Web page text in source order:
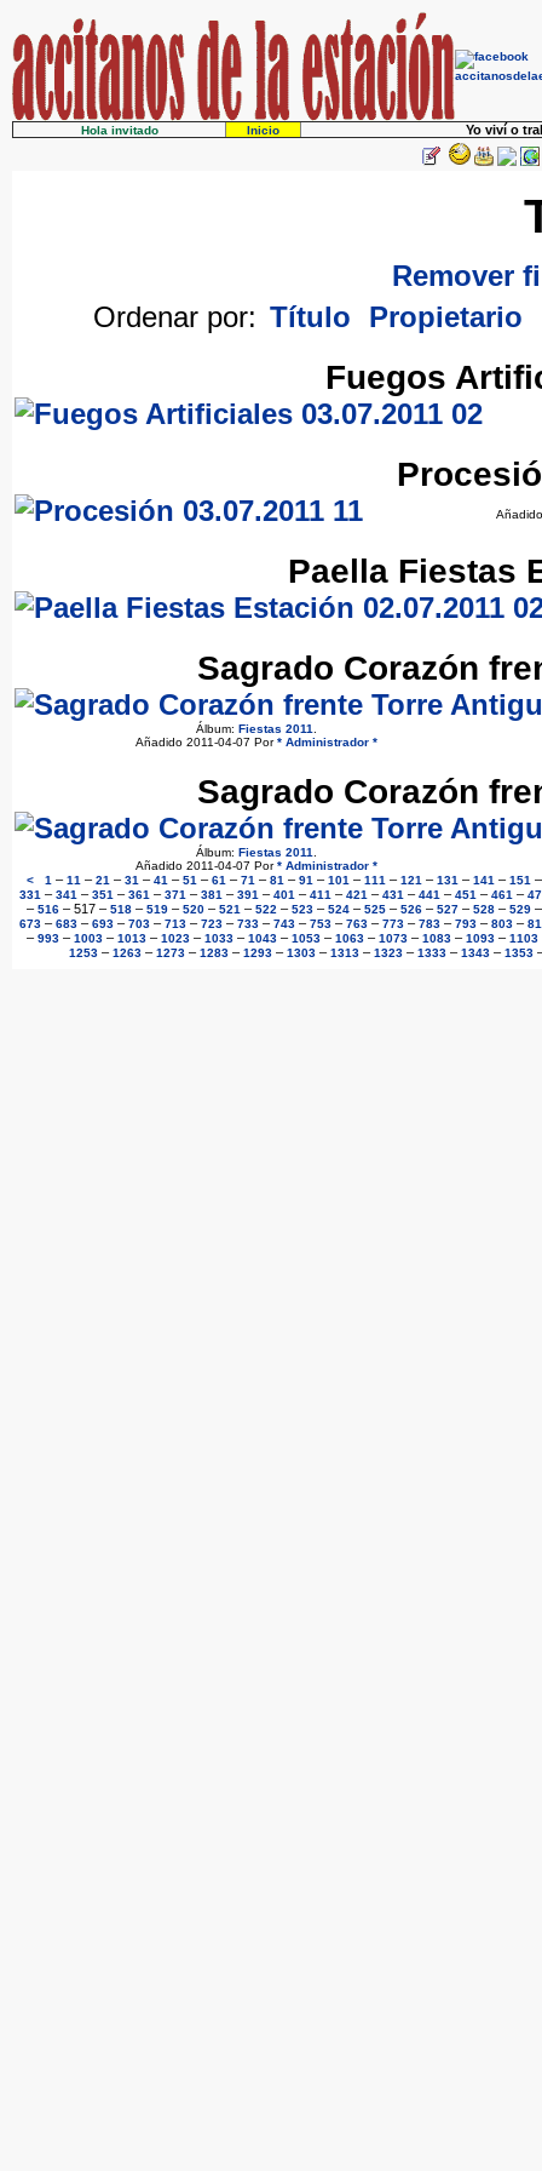
Hola invitado Inicio Yo viví o
Remover
Ordenar por: Título Propietario
Fuegos
Paella Fiestas
Sagrado Corazón
Álbum: Fiestas 2011
Añadido 2011-04-07 Por* Administrador *
Sagrado Corazón
Álbum: Fiestas 2011
Añadido 2011-04-07 Por* Administrador *
<
1 – 11 – 21 – 31 – 41 – 51 – 61 – 71 – 81 – 91 – 101 – 111 – 121 – 131 – 141 – 151
331 – 341 – 351 – 361 – 371 – 381 – 391 – 401 – 411 – 421 – 431 – 441 – 451 – 461 –
– 516 – 517 – 518 – 519 – 520 – 521 – 522 – 523 – 524 – 525 – 526 – 527 – 528 – 529
673 – 683 – 693 – 703 – 713 – 723 – 733 – 743 – 753 – 763 – 773 – 783 – 793 – 803 –
– 993 – 1003 – 1013 – 1023 – 1033 – 1043 – 1053 – 1063 – 1073 – 1083 – 1093 – 1103
1253– 1263– 1273– 1283– 1293– 1303– 1313– 1323– 1333– 1343– 1353